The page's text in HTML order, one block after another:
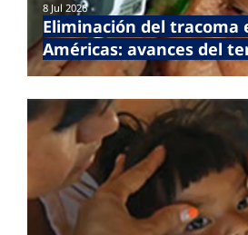
8 Jul 2026
Eliminación del tracoma
Américas: avances del